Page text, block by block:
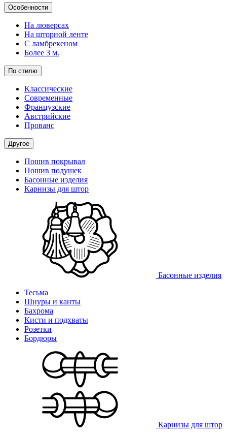
Особенности
На люверсах
На шторной ленте
С ламбрекеном
Более 3 м.
По стилю
Классические
Современные
Французские
Австрийские
Прованс
Другое
Пошив покрывал
Пошив подушек
Басонные изделия
Карнизы для штор
Басонные изделия
Тесьма
Шнуры и канты
Бахрома
Кисти и подхваты
Розетки
Бордюры
Карнизы для штор